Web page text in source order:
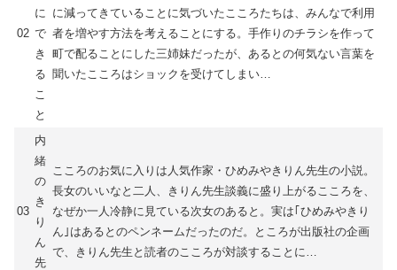
02
に
で
き
る
こ
と
に減ってきていることに気づいたこころたちは、みんなで利用
者を増やす方法を考えることにする。手作りのチラシを作って
町で配ることにした三姉妹だったが、あるとの何気ない言葉を
聞いたこころはショックを受けてしまい…
03
内
緒
の
き
り
ん
先
こころのお気に入りは人気作家・ひめみやきりん先生の小説。
長女のいいなと二人、きりん先生談義に盛り上がるこころを、
なぜか一人冷静に見ている次女のあると。実は｢ひめみやきり
ん｣はあるとのペンネームだったのだ。ところが出版社の企画
で、きりん先生と読者のこころが対談することに…